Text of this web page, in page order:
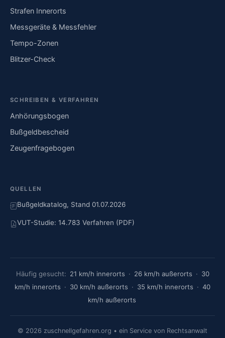
Strafen Innerorts
Messgeräte & Messfehler
Tempo-Zonen
Blitzer-Check
SCHREIBEN & VERFAHREN
Anhörungsbogen
Bußgeldbescheid
Zeugenfragebogen
QUELLEN
Bußgeldkatalog, Stand 01.07.2026
VUT-Studie: 14.783 Verfahren (PDF)
Häufig gesucht: 21 km/h innerorts · 26 km/h außerorts · 30
km/h innerorts · 30 km/h außerorts · 35 km/h innerorts · 40
km/h außerorts
© 2026 zuschnellgefahren.org • ein Service von Rechtsanwalt